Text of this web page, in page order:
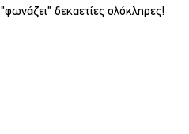
"φωνάζει" δεκαετίες ολόκληρες!